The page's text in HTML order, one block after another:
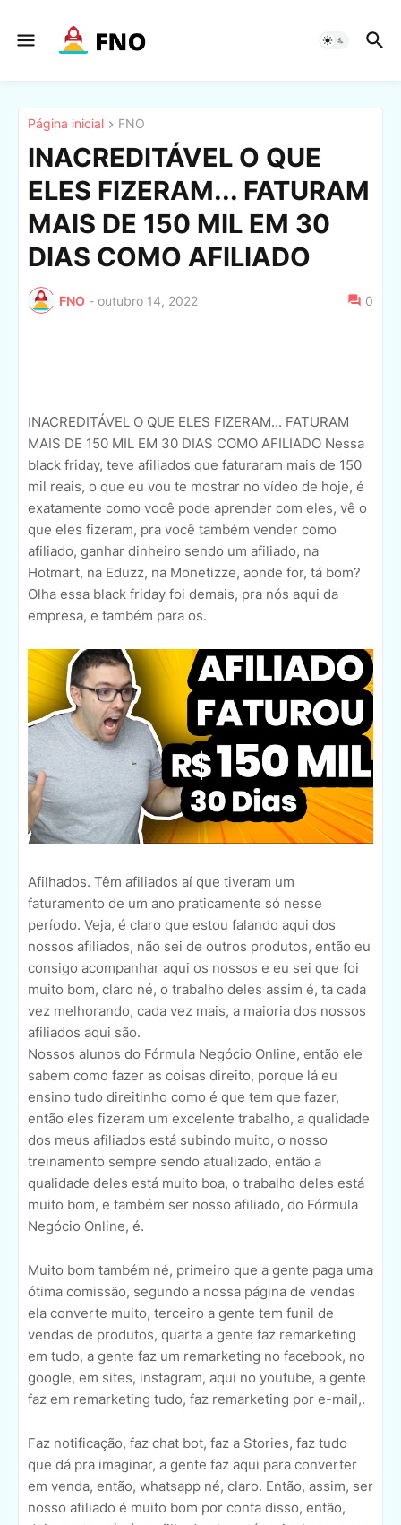
Página inicial FNO
INACREDITÁVEL O QUE
ELES FIZERAM... FATURAM
MAIS DE 150 MIL EM 30
DIAS COMO AFILIADO
FNO - outubro 14, 2022 0
INACREDITÁVEL O QUE ELES FIZERAM... FATURAM
MAIS DE 150 MIL EM 30 DIAS COMO AFILIADO Nessa
black friday, teve afiliados que faturaram mais de 150
mil reais, o que eu vou te mostrar no vídeo de hoje, é
exatamente como você pode aprender com eles, vê o
que eles fizeram, pra você também vender como
afiliado, ganhar dinheiro sendo um afiliado, na
Hotmart, na Eduzz, na Monetizze, aonde for, tá bom?
Olha essa black friday foi demais, pra nós aqui da
empresa, e também para os.
Afilhados. Têm afiliados aí que tiveram um
faturamento de um ano praticamente só nesse
período. Veja, é claro que estou falando aqui dos
nossos afiliados, não sei de outros produtos, então eu
consigo acompanhar aqui os nossos e eu sei que foi
muito bom, claro né, o trabalho deles assim é, ta cada
vez melhorando, cada vez mais, a maioria dos nossos
afiliados aqui são.
Nossos alunos do Fórmula Negócio Online, então ele
sabem como fazer as coisas direito, porque lá eu
ensino tudo direitinho como é que tem que fazer,
então eles fizeram um excelente trabalho, a qualidade
dos meus afiliados está subindo muito, o nosso
treinamento sempre sendo atualizado, então a
qualidade deles está muito boa, o trabalho deles está
muito bom, e também ser nosso afiliado, do Fórmula
Negócio Online, é.
Muito bom também né, primeiro que a gente paga uma
ótima comissão, segundo a nossa página de vendas
ela converte muito, terceiro a gente tem funil de
vendas de produtos, quarta a gente faz remarketing
em tudo, a gente faz um remarketing no facebook, no
google, em sites, instagram, aqui no youtube, a gente
faz em remarketing tudo, faz remarketing por e-mail,.
Faz notificação, faz chat bot, faz a Stories, faz tudo
que dá pra imaginar, a gente faz aqui para converter
em venda, então, whatsapp né, claro. Então, assim, ser
nosso afiliado é muito bom por conta disso, então,